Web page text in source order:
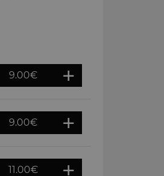
9.00€
9.00€
11.00€